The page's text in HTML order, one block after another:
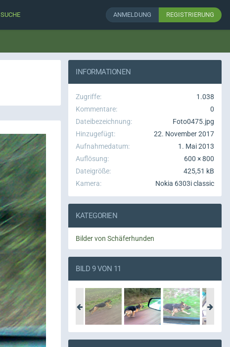
SUCHE ANMELDUNG REGISTRIERUNG
INFORMATIONEN
Zugriffe
1.038
Kommentare
0
Dateibezeichnung
Foto0475.jpg
Hinzugefügt
22. November 2017
Aufnahmedatum
1. Mai 2013
Auflösung
600 × 800
Dateigröße
425,51 kB
Kamera
Nokia 6303i classic
KATEGORIEN
Bilder von Schäferhunden
BILD 9 VON 11